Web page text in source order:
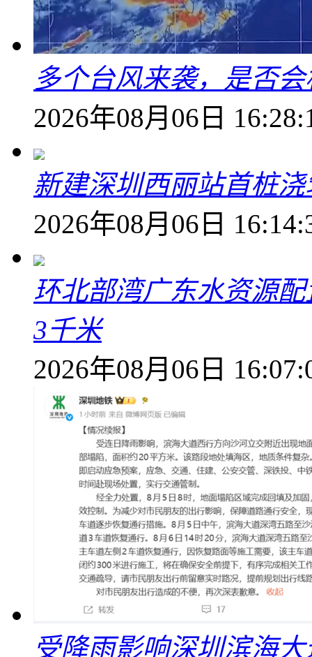
多个台风来袭，是否
2026年08月06日
新建深圳西丽站首桩
2026年08月06日
环北部湾广东水资源
3千米
2026年08月06日
受降雨影响深圳滨海